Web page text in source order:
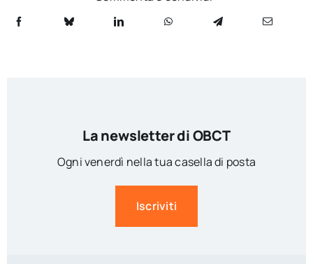
La newsletter di OBCT
Ogni venerdì nella tua casella di posta
Iscriviti